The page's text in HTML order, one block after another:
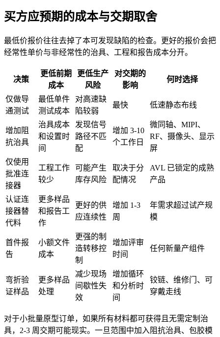
买方应预期的成本与交期取舍
最低价报价往往去掉了本可发现缺陷的检查。更好的报价会把
经常性单价与非经常性的治具、工程和报告成本分开。
决策
更低前期
成本
更低生产
风险
对交期的
影响
何时选择
仅做导
通测试
最低单件
测试成本
对高速缺
陷较弱
最快 低速静态布线
增加阻
抗治具
治具成本
和设置时
间
发现信号
路径不匹
配
增加 3-10
个工作日
微同轴、MIPI、
RF、摄像头、显示
屏
仅使用
批准连
接器
工程工作
较少
可能产生
库存风险
取决于分
配情况
AVL 已锁定的成熟
产品
认证连
接器替
代料
更多样品
和报告工
作
更好的供
应连续性
增加 1-3
周
年需求超过试产规
模
首件报
告
小额文件
成本
更强的制
造转移控
制
增加评审
时间
任何新量产组件
弯折验
证样品
更多样品
处理
减少现场
间歇性失
效
增加循环
和分析时
间
铰链、维修门、可
穿戴走线
对于小批量原型订单，如果所有材料都可获得且无需定制治
具，2-3 周交期可能现实。一旦范围中加入阻抗治具、包胶模